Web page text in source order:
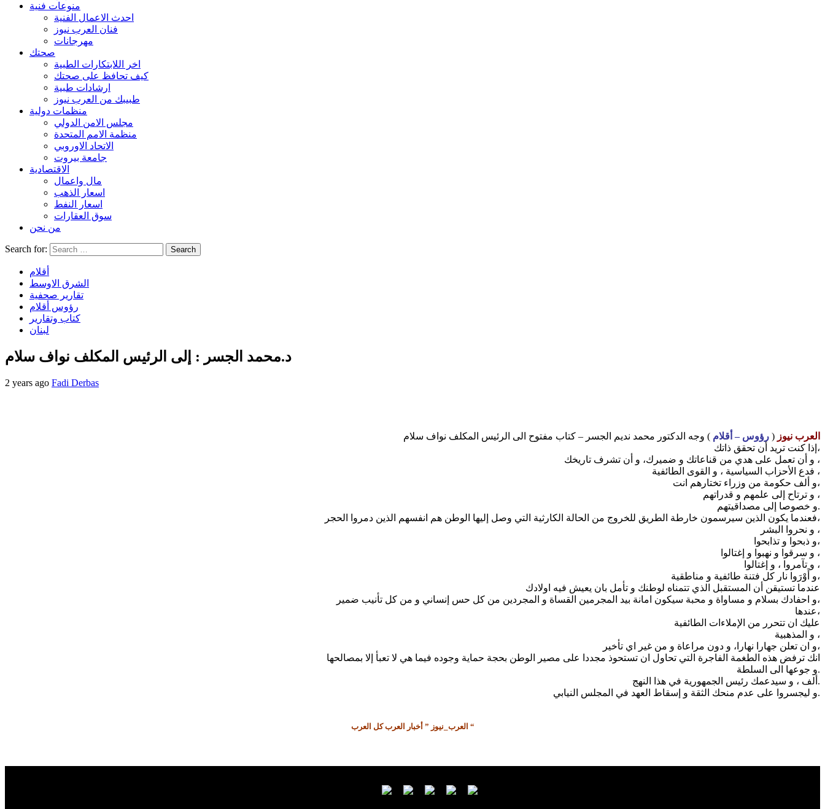
منوعات فنية
احدث الاعمال الفنية
فنان العرب نيوز
مهرجانات
صحتك
اخر اللابتكارات الطبية
كيف تحافظ على صحتك
ارشادات طبية
طبيبك من العرب نيوز
منظمات دولية
مجلس الامن الدولي
منظمة الامم المتحدة
الاتحاد الاوروبي
جامعة بيروت
الاقتصادية
مال واعمال
اسعار الذهب
اسعار النفط
سوق العقارات
من نحن
Search for:
أقلام
الشرق الاوسط
تقارير صحفية
رؤوس أقلام
كتاب وتقارير
لبنان
د.محمد الجسر : إلى الرئيس المكلف نواف سلام
2 years ago Fadi Derbas
العرب نيوز ( رؤوس – أقلام ) وجه الدكتور محمد نديم الجسر – كتاب مفتوح الى الرئيس المكلف نواف سلام
إذا كنت تريد أن تحقق ذاتك،
و أن تعمل على هدي من قناعاتك و ضميرك، و أن تشرف تاريخك ،
فدع الأحزاب السياسية ، و القوى الطائفية ،
و ألف حكومة من وزراء تختارهم انت،
و ترتاح إلى علمهم و قدراتهم ،
و خصوصا إلى مصداقيتهم.
فعندما يكون الذين سيرسمون خارطة الطريق للخروج من الحالة الكارثية التي وصل إليها الوطن هم انفسهم الذين دمروا الحجر،
و نحروا البشر ،
و ذبحوا و تذابحوا،
و سرقوا و نهبوا و إغتالوا ،
و تآمروا ، و إغتالوا ،
و أَوْرَوا نار كل فتنة طائفية و مناطقية،
عندما تستيقن أن المستقبل الذي تتمناه لوطنك و تأمل بان يعيش فيه اولادك
و احفادك بسلام و مساواة و محبة سيكون امانة بيد المجرمين القساة و المجردين من كل حس إنساني و من كل تأنيب ضمير،
عندها،
عليك ان تتحرر من الإملاءات الطائفية
و المذهبية ،
و ان تعلن جهارا نهارا، و دون مراعاة و من غير اي تأخير،
انك ترفض هذه الطغمة الفاجرة التي تحاول ان تستحوذ مجددا على مصير الوطن بحجة حماية وجوده فيما هي لا تعبأ إلا بمصالحها
و جوعها الى السلطة.
ألف ، و سيدعمك رئيس الجمهورية في هذا النهج.
و ليجسروا على عدم منحك الثقة و إسقاط العهد في المجلس النيابي.
العرب_نيوز ” أخبار العرب كل العرب “